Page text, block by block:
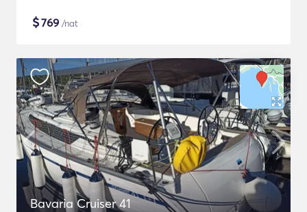
$769 /nat
Bavaria Cruiser 41